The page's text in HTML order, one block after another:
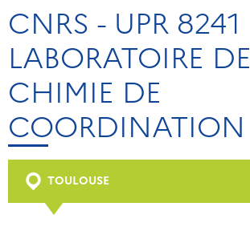
CNRS - UPR 8241
LABORATOIRE DE
CHIMIE DE
COORDINATION
TOULOUSE